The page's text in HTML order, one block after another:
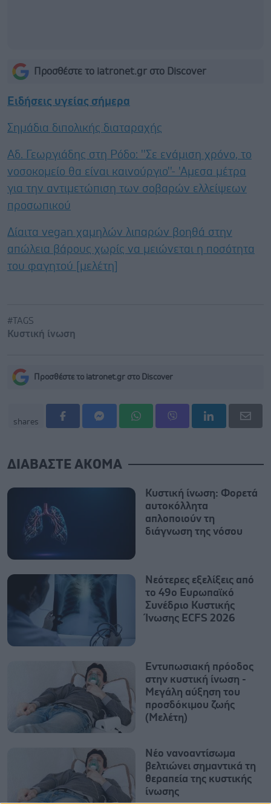
Προσθέστε το iatronet.gr στο Discover
Ειδήσεις υγείας σήμερα
Σημάδια διπολικής διαταραχής
Αδ. Γεωργιάδης στη Ρόδο: ''Σε ενάμιση χρόνο, το
νοσοκομείο θα είναι καινούργιο''- 'Αμεσα μέτρα
για την αντιμετώπιση των σοβαρών ελλείψεων
προσωπικού
Δίαιτα vegan χαμηλών λιπαρών βοηθά στην
απώλεια βάρους χωρίς να μειώνεται η ποσότητα
του φαγητού [μελέτη]
#TAGS
Κυστική ίνωση
Προσθέστε το iatronet.gr στο Discover
shares
ΔΙΑΒΑΣΤΕ ΑΚΟΜΑ
Κυστική ίνωση: Φορετά
αυτοκόλλητα
απλοποιούν τη
διάγνωση της νόσου
Νεότερες εξελίξεις από
το 49ο Ευρωπαϊκό
Συνέδριο Κυστικής
Ίνωσης ECFS 2026
Εντυπωσιακή πρόοδος
στην κυστική ίνωση -
Μεγάλη αύξηση του
προσδόκιμου ζωής
(Μελέτη)
Νέο νανοαντίσωμα
βελτιώνει σημαντικά τη
θεραπεία της κυστικής
ίνωσης